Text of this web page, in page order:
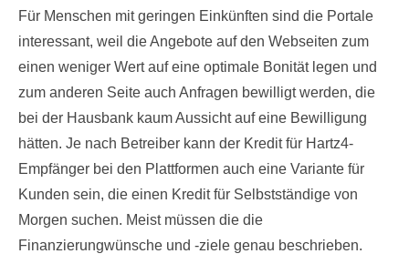
Für Menschen mit geringen Einkünften sind die Portale
interessant, weil die Angebote auf den Webseiten zum
einen weniger Wert auf eine optimale Bonität legen und
zum anderen Seite auch Anfragen bewilligt werden, die
bei der Hausbank kaum Aussicht auf eine Bewilligung
hätten. Je nach Betreiber kann der Kredit für Hartz4-
Empfänger bei den Plattformen auch eine Variante für
Kunden sein, die einen Kredit für Selbstständige von
Morgen suchen. Meist müssen die die
Finanzierungwünsche und -ziele genau beschrieben.